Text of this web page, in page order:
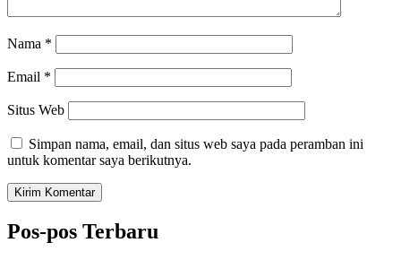
Nama *
Email *
Situs Web
Simpan nama, email, dan situs web saya pada peramban ini
untuk komentar saya berikutnya.
Pos-pos Terbaru